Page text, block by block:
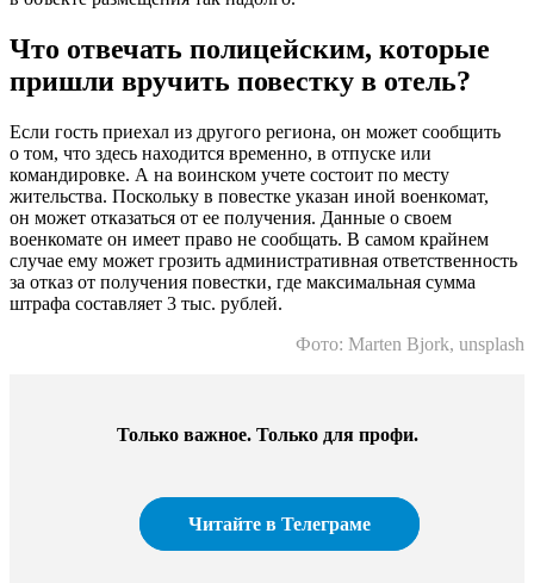
Что отвечать полицейским, которые
пришли вручить повестку в отель?
Если гость приехал из другого региона, он может сообщить
о том, что здесь находится временно, в отпуске или
командировке. А на воинском учете состоит по месту
жительства. Поскольку в повестке указан иной военкомат,
он может отказаться от ее получения. Данные о своем
военкомате он имеет право не сообщать. В самом крайнем
случае ему может грозить административная ответственность
за отказ от получения повестки, где максимальная сумма
штрафа составляет 3 тыс. рублей.
Фото: Marten Bjork, unsplash
Только важное. Только для профи.​
Читайте в Телеграме